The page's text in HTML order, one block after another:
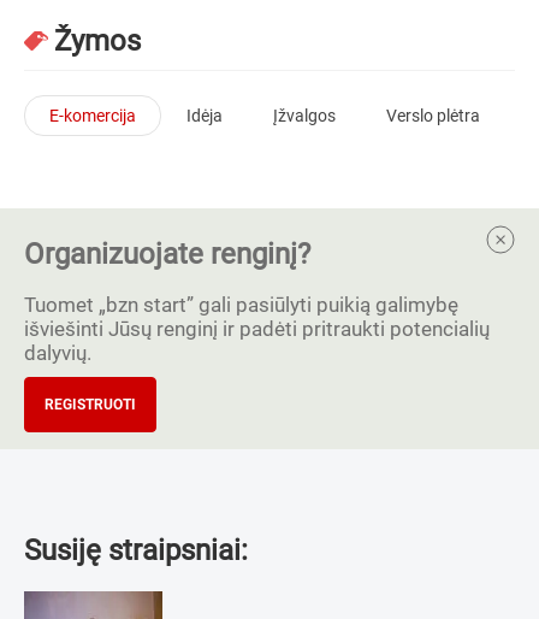
Žymos
E-komercija Idėja Įžvalgos Verslo plėtra
Organizuojate renginį?
Tuomet „bzn start” gali pasiūlyti puikią galimybę
išviešinti Jūsų renginį ir padėti pritraukti potencialių
dalyvių.
REGISTRUOTI
Susiję straipsniai: